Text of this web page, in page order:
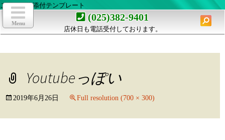
ここは画像添付テンプレート
(025)382-9401
店休日も電話受付しております。
toggle
navigation
Menu
移
検
索:
Youtubeっぽい
2019年6月26日 Full resolution (700 × 300)